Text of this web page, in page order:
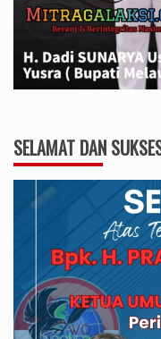
SELAMAT DAN